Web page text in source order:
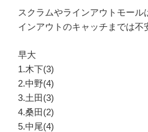
スクラムやラインアウトモール
インアウトのキャッチまでは不
早大
1.木下(3)
2.中野(4)
3.土田(3)
4.桑田(2)
5.中尾(4)